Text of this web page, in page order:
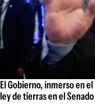
El Gobierno, inmerso en
ley de tierras en el Senado